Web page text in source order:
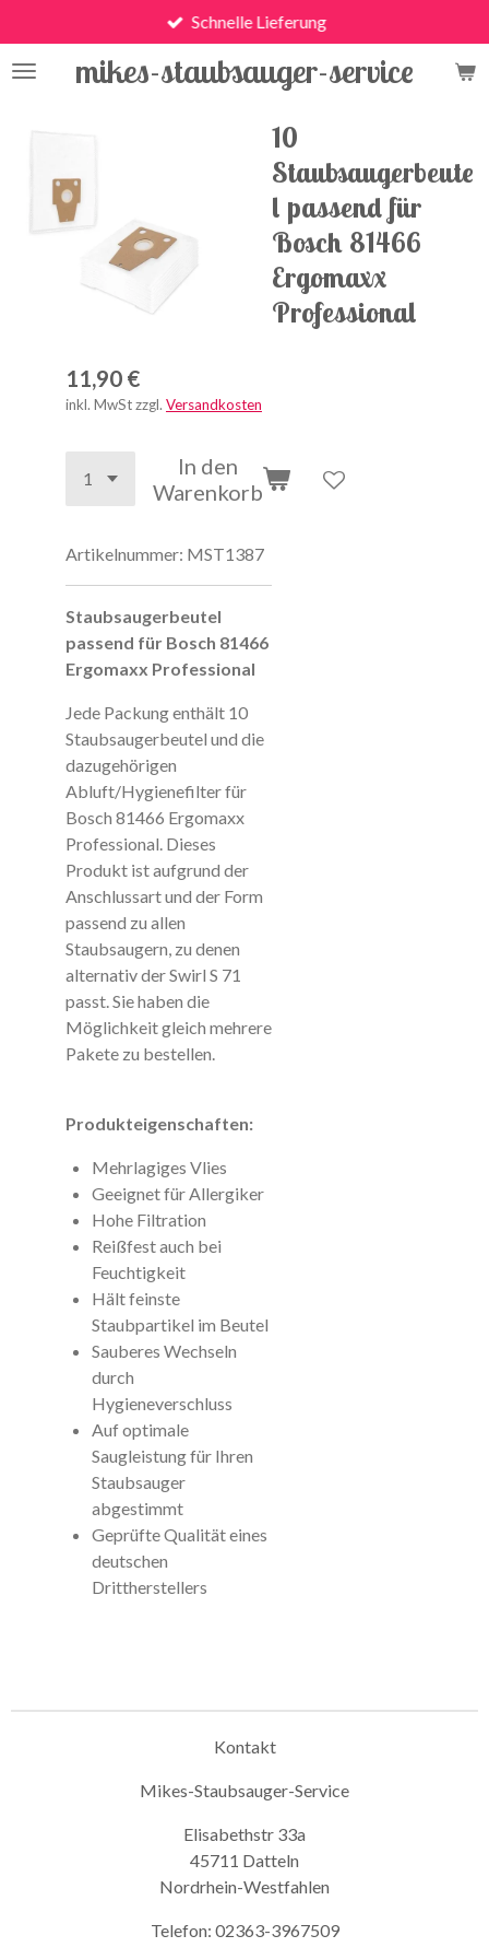
Hauptinhalt
springenmikes-staubsauger-service
Schnelle Lieferung
10
Staubsaugerbeute
l passend für
Bosch 81466
Ergomaxx
Professional
11,90 €
inkl. MwSt zzgl. Versandkosten
In den
Warenkorb
Artikelnummer: MST1387
Staubsaugerbeutel
passend für Bosch 81466
Ergomaxx Professional
Jede Packung enthält 10
Staubsaugerbeutel und die
dazugehörigen
Abluft/Hygienefilter für
Bosch 81466 Ergomaxx
Professional. Dieses
Produkt ist aufgrund der
Anschlussart und der Form
passend zu allen
Staubsaugern, zu denen
alternativ der Swirl S 71
passt. Sie haben die
Möglichkeit gleich mehrere
Pakete zu bestellen.
Produkteigenschaften:
Mehrlagiges Vlies
Geeignet für Allergiker
Hohe Filtration
Reißfest auch bei
Feuchtigkeit
Hält feinste
Staubpartikel im Beutel
Sauberes Wechseln
durch
Hygieneverschluss
Auf optimale
Saugleistung für Ihren
Staubsauger
abgestimmt
Geprüfte Qualität eines
deutschen
Drittherstellers
Kontakt
Mikes-Staubsauger-Service
Elisabethstr 33a
45711 Datteln
Nordrhein-Westfahlen
Telefon: 02363-3967509